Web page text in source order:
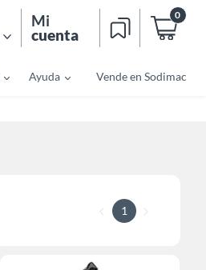
Mi
cuenta
0
Ayuda Vende en Sodimac
1